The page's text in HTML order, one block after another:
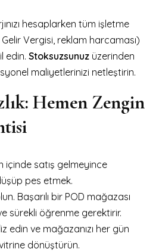
hesaplarken tüm işletme
Vergisi, reklam harcaması)
edin. Stoksuzsunuz üzerinden
maliyetlerinizi netleştirin.
Hemen Zengin
içinde satış gelmeyince
pes etmek.
Başarılı bir POD mağazası
sürekli öğrenme gerektirir.
edin ve mağazanızı her gün
dönüştürün.